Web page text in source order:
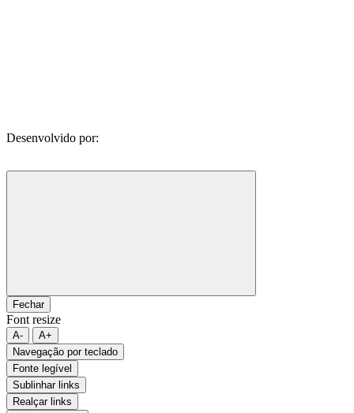
Desenvolvido por:
Fechar
Font resize
A-
A+
Navegação por teclado
Fonte legível
Sublinhar links
Realçar links